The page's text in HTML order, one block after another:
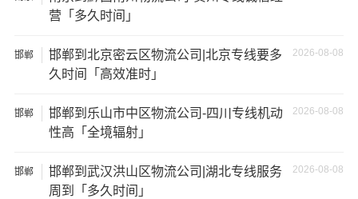
# 海北州物流
# 石家庄专线
# 石家庄货运
# 石家庄物流
# 物流专线
营「多久时间」
邯郸 2026-08-08
邯郸到北京密云区物流公司|北京专线要多
久时间「高效准时」
邯郸 2026-08-08
邯郸到乐山市中区物流公司-四川专线机动
性高「全境辐射」
邯郸 2026-08-08
邯郸到武汉洪山区物流公司|湖北专线服务
周到「多久时间」